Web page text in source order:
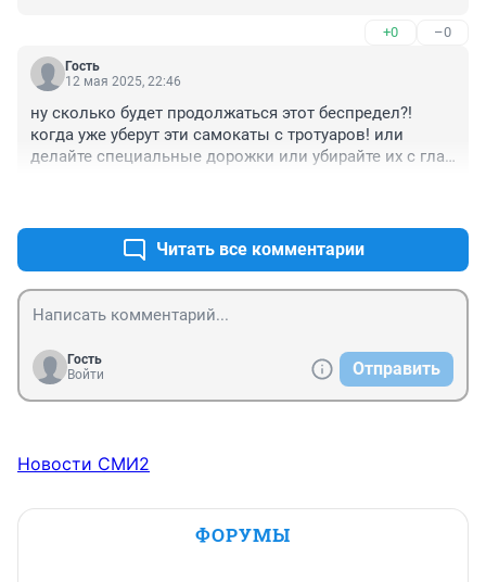
+0 –0
Гость
12 мая 2025, 22:46
ну сколько будет продолжаться этот беспредел?!
когда уже уберут эти самокаты с тротуаров! или
делайте специальные дорожки или убирайте их с глаз
Читать все комментарии
Гость
Войти
Отправить
Новости СМИ2
ФОРУМЫ